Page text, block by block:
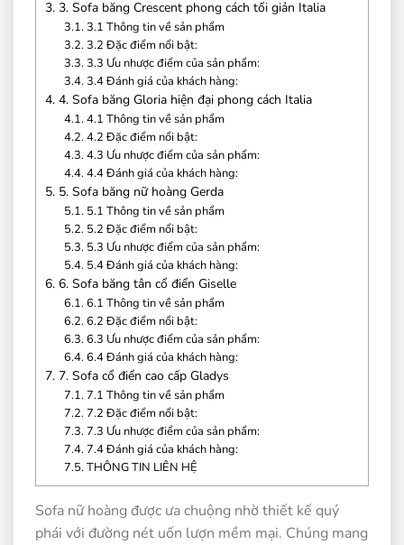
3. 3. Sofa băng Crescent phong cách tối giản Italia
3.1. 3.1 Thông tin về sản phẩm
3.2. 3.2 Đặc điểm nổi bật:
3.3. 3.3 Ưu nhược điểm của sản phẩm:
3.4. 3.4 Đánh giá của khách hàng:
4. 4. Sofa băng Gloria hiện đại phong cách Italia
4.1. 4.1 Thông tin về sản phẩm
4.2. 4.2 Đặc điểm nổi bật:
4.3. 4.3 Ưu nhược điểm của sản phẩm:
4.4. 4.4 Đánh giá của khách hàng:
5. 5. Sofa băng nữ hoàng Gerda
5.1. 5.1 Thông tin về sản phẩm
5.2. 5.2 Đặc điểm nổi bật:
5.3. 5.3 Ưu nhược điểm của sản phẩm:
5.4. 5.4 Đánh giá của khách hàng:
6. 6. Sofa băng tân cổ điển Giselle
6.1. 6.1 Thông tin về sản phẩm
6.2. 6.2 Đặc điểm nổi bật:
6.3. 6.3 Ưu nhược điểm của sản phẩm:
6.4. 6.4 Đánh giá của khách hàng:
7. 7. Sofa cổ điển cao cấp Gladys
7.1. 7.1 Thông tin về sản phẩm
7.2. 7.2 Đặc điểm nổi bật:
7.3. 7.3 Ưu nhược điểm của sản phẩm:
7.4. 7.4 Đánh giá của khách hàng:
7.5. THÔNG TIN LIÊN HỆ
Sofa nữ hoàng được ưa chuộng nhờ thiết kế quý
phái với đường nét uốn lượn mềm mại. Chúng mang